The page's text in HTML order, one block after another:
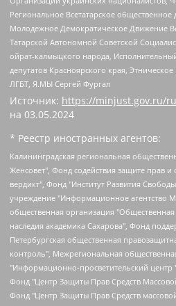
Региональное Всетатарское общественное
Молодежное Демократическое Движение
Татарской Автономной Советской
ойрат-калмыцкого народа,
депутатов Красноярского края,
ЛГБТ, Я.МЫ Сергей Фургал
Источник: https://minjust.gov.ru/
на 03.05.2024
* Реестр иностранных агентов:
Калининградская региональная общественная организация "Экозащита!-Женсовет", Фонд содействия защите прав и свобод граждан "Общественный вердикт", Фонд "Институт Развития Свободы Информации", Частное учреждение "Информационное агентство МЕМО. РУ", Региональная общественная организация "Общественная комиссия по сохранению наследия академика Сахарова", Фонд поддержки свободы прессы, Санкт-Петербургская общественная правозащитная организация "Гражданский контроль", Межрегиональная общественная организация "Информационно-просветительский центр "Мемориал", Региональный Фонд "Центр Защиты Прав Средств Массовой Информации", с 05.12.2023 Фонд "Центр Защиты Прав Средств массовой информации", Региональная общественная благотворительная организация помощи беженцам и мигрантам "Гражданское содействие", Негосударственное образовательное учреждение дополнительного профессионального образования (повышение квалификации) специалистов "АКАДЕМИЯ ПО ПРАВАМ ЧЕЛОВЕКА", Свердловская региональная общественная организация "Сутяжник", Автономная некоммерческая организация "Центр независимых социологических исследований", Союз общественных объединений "Российский исследовательский центр по правам человека", Региональное общественное учреждение научно-информационный центр "МЕМОРИАЛ", Некоммерческая организация "Фонд защиты гласности", Автономная некоммерческая организация "Институт прав человека", Городская общественная организация "Екатеринбургское общество "МЕМОРИАЛ", Городская общественная организация "Рязанское историко-просветительское и правозащитное общество "Мемориал" (Рязанский Мемориал), Челябинский региональный орган общественной самодеятельности – женское общественное объединение "Женщины Евразии", Челябинский региональный орган общественной самодеятельности "Уральская правозащитная группа", Фонд содействия защите здоровья и социальной справедливости имени Андрея Рылькова, Автономная Некоммерческая Организация "Аналитический Центр Юрия Левады", Автономная некоммерческая организация социальной поддержки населения "Проект Апрель", Региональная общественная организация помощи женщинам и детям, находящимся в кризисной ситуации "Информационно-методический центр "Анна", Фонд содействия развитию массовых коммуникаций и правовому просвещению "Так-так-Так", Фонд содействия устойчивому развитию "Серебряная тайга", Свердловский региональный общественный фонд социальных проектов "Новое время", "Idel.Реалии", Кавказ.Реалии, Крым.Реалии, Телеканал Настоящее Время, Татаро-башкирская служба Радио Свобода (Azatliq Radiosi), Радио Свободная Европа/Радио Свобода (PCE/PC), "Сибирь.Реалии", "Фактограф", Благотворительный фонд помощи осужденным и их семьям, Автономная некоммерческая организация "Институт глобализации и социальных движений", Фонд "В защиту прав заключенных", Частное учреждение "Центр поддержки и содействия развитию средств массовой информации", Пензенский региональный общественный благотворительный фонд "Гражданский союз", "Север.Реалии", Некоммерческая организация Фонд "Правовая инициатива", Общество с ограниченной ответственностью "Радио Свободная Европа/Радио Свобода", Чешское информационное агентство "MEDIUM-ORIENT", Красноярская региональная общественная организация "Мы против СПИДа", Камалягин Денис Николаевич, Маркелов Сергей Евгеньевич, Пономарев Лев Александрович, Савицкая Людмила Алексеевна, Автономная некоммерческая организация "Центр по работе с проблемой насилия "НАСИЛИЮ.НЕТ", Межрегиональный профессиональный союз работников здравоохранения "Альянс врачей", Юридическое лицо, зарегистрированное в Латвийской Республике, SIA "Medusa Project" (регистрационный номер 40103797863, дата регистрации 10.06.2014), Некоммерческая организация "Фонд по борьбе с коррупцией", Автономная некоммерческая организация "Институт права и публичной политики", Баданин Роман Сергеевич, Гликин Максим Александрович, Железнова Мария Михайловна, Лукьянова Юлия Сергеевна, Маетная Елизавета Витальевна, Маняхин Петр Борисович, Чуракова Ольга Владимировна, Ярош Юлия Петровна, Юридическое лицо "The Insider SIA", зарегистрированное в Риге, Латвийская Республика (дата регистрации 26.06.2015), являющееся администратором доменного имени интернет-издания "The Insider SIA", https://theins.ru, Постернак Алексей Евгеньевич, Рубин Михаил Аркадьевич, Анин Роман Александрович, Юридическое лицо Istories fonds, зарегистрированное в Латвийской Республике (регистрационный номер 50008295751, дата регистрации 24.02.2020), Великовский Дмитрий Александрович, Долинина Ирина Николаевна, Мароховская Алеся Алексеевна, Шлейнов Роман Юрьевич, Шмагун Олеся Валентиновна, Общество с ограниченной ответственностью "Альтаир 2021", Общество с ограниченной ответственностью "Вега 2021", Общество с ограниченной ответственностью "Главный редактор 2021", Общество с ограниченной ответственностью "Ромашки монолит", Важенков Артем Валерьевич, Ивановская областная общественная организация "Центр гендерных исследований", Гурман Юрий Альбертович, Медиапроект "ОВД-Инфо", Егоров Владимир Владимирович, Жилинский Владимир Александрович, Общество с ограниченной ответственностью "ЗП", Иванова София Юрьевна, Карезина Инна Павловна, Кильтау Екатерина Викторовна, Петров Алексей Викторович, Пискунов Сергей Евгеньевич, Смирнов Сергей Сергеевич, Тихонов Михаил Сергеевич, Общество с ограниченной ответственностью "ЖУРНАЛИСТ-ИНОСТРАННЫЙ АГЕНТ", Арапова Галина Юрьевна, Вольтская Татьяна Анатольевна, Американская компания "Mason G.E.S. Anonymous Foundation" (США), являющаяся владельцем интернет-издания https://mnews.world/, Компания "Stichting Bellingcat", зарегистрированная в Нидерландах (дата регистрации 11.07.2018), Захаров Андрей Вячеславович, Клепиковская Екатерина Дмитриевна, Общество с ограниченной ответственностью "МЕМО", Перл Роман Александрович, Симонов Евгений Алексеевич, Соловьева Елена Анатольевна, Сотников Даниил